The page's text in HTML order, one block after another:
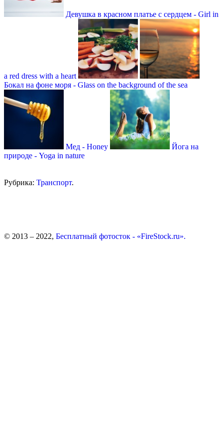
Девушка в красном платье с сердцем - Girl in
a red dress with a heart
Бокал на фоне моря - Glass on the background of the sea
Мед - Honey
Йога на
природе - Yoga in nature
Рубрика: Транспорт.
© 2013 – 2022, Бесплатный фотосток - «FireStock.ru».